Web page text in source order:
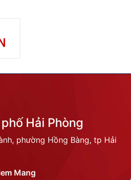
Hải Phòng
phường Hồng Bàng, tp Hải